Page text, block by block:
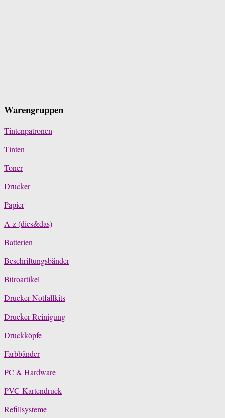
Warengruppen
Tintenpatronen
Tinten
Toner
Drucker
Papier
A-z (dies&das)
Batterien
Beschriftungsbänder
Büroartikel
Drucker Notfallkits
Drucker Reinigung
Druckköpfe
Farbbänder
PC & Hardware
PVC-Kartendruck
Refillsysteme